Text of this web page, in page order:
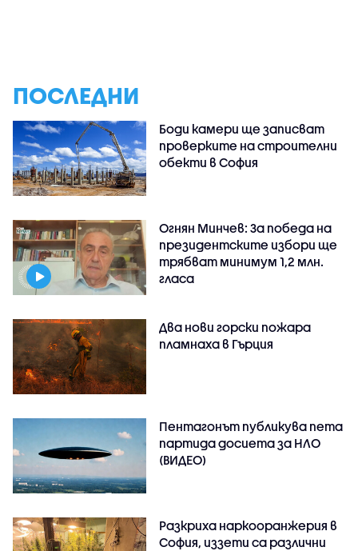
ПОСЛЕДНИ
Боди камери ще записват
проверките на строителни
обекти в София
Огнян Минчев: За победа на
президентските избори ще
трябват минимум 1,2 млн.
гласа
Два нови горски пожара
пламнаха в Гърция
Пентагонът публикува пета
партида досиета за НЛО
(ВИДЕО)
Разкриха наркооранжерия в
София, иззети са различни